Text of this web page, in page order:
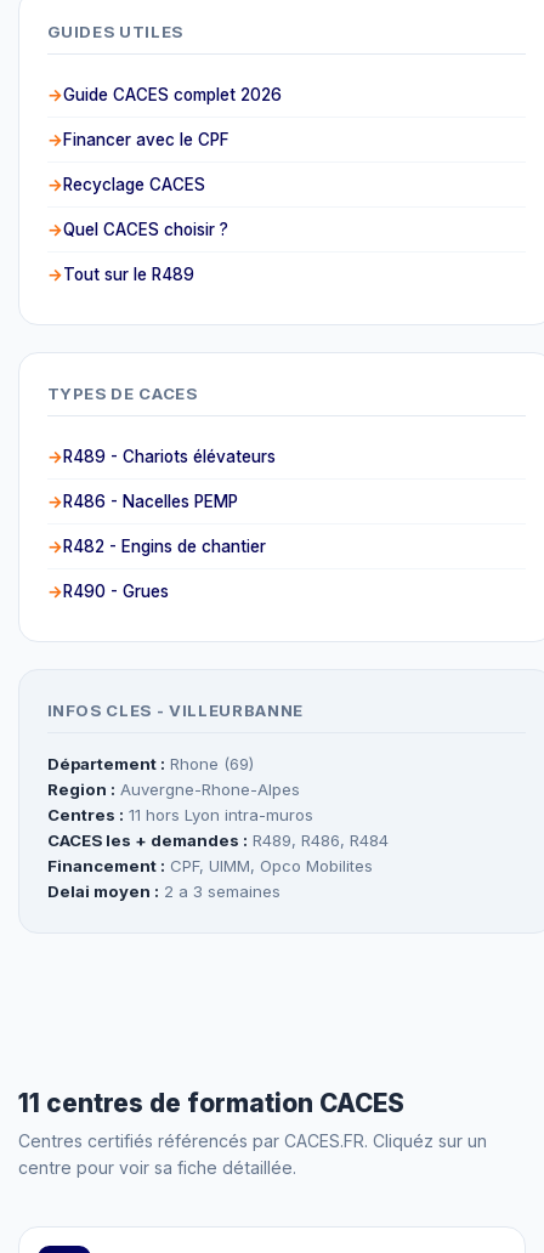
GUIDES UTILES
Guide CACES complet 2026
Financer avec le CPF
Recyclage CACES
Quel CACES choisir ?
Tout sur le R489
TYPES DE CACES
R489 - Chariots élévateurs
R486 - Nacelles PEMP
R482 - Engins de chantier
R490 - Grues
INFOS CLES - VILLEURBANNE
Département : Rhone (69)
Region : Auvergne-Rhone-Alpes
Centres : 11 hors Lyon intra-muros
CACES les + demandes : R489, R486, R484
Financement : CPF, UIMM, Opco Mobilites
Delai moyen : 2 a 3 semaines
11 centres de formation CACES
Centres certifiés référencés par CACES.FR. Cliquéz sur un
centre pour voir sa fiche détaillée.